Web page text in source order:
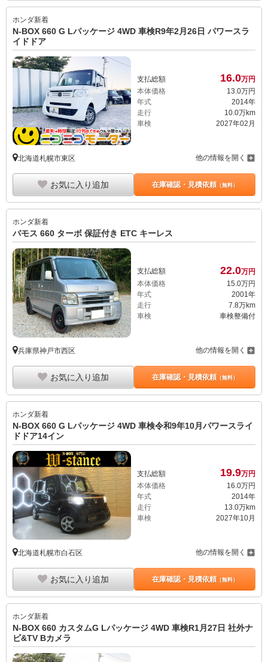
ホンダ新着
N-BOX 660 G Lパッケージ 4WD 車検R9年2月26日 パワースラ
イドドア
支払総額 16.0万円
本体価格
13.0万円
年式
2014年
走行
10.0万km
車検
2027年02月
北海道札幌市東区 他の情報を開く
お気に入り追加 在庫確認・見積依頼（無料）
ホンダ新着
バモス 660 ターボ 保証付き ETC キーレス
支払総額 22.0万円
本体価格
15. 0万円
年式
2001年
走行
7.8万km
車検
車検整備付
兵庫県神戸市西区 他の情報を開く
お気に入り追加 在庫確認・見積依頼（無料）
ホンダ新着
N-BOX 660 G Lパッケージ 4WD 車検令和9年10月パワースライ
ドドア14イン
支払総額 19.9万円
本体価格
16.0万円
年式
2014年
走行
13.0万km
車検
2027年10月
北海道札幌市白石区 他の情報を開く
お気に入り追加 在庫確認・見積依頼（無料）
ホンダ新着
N-BOX 660 カスタムG Lパッケージ 4WD 車検R1月27日 社外ナ
ビ&TV Bカメラ